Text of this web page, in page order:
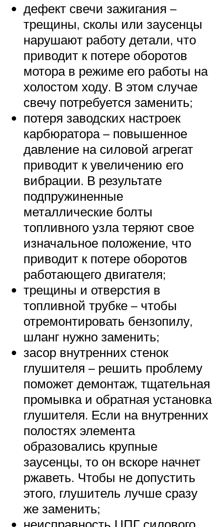
дефект свечи зажигания –
трещины, сколы или заусенцы
нарушают работу детали, что
приводит к потере оборотов
мотора в режиме его работы на
холостом ходу. В этом случае
свечу потребуется заменить;
потеря заводских настроек
карбюратора – повышенное
давление на силовой агрегат
приводит к увеличению его
вибрации. В результате
подпружиненные
металлические болты
топливного узла теряют свое
изначальное положение, что
приводит к потере оборотов
работающего двигателя;
трещины и отверстия в
топливной трубке – чтобы
отремонтировать бензопилу,
шланг нужно заменить;
засор внутренних стенок
глушителя – решить проблему
поможет демонтаж, тщательная
промывка и обратная установка
глушителя. Если на внутренних
полостях элемента
образовались крупные
заусенцы, то он вскоре начнет
ржаветь. Чтобы не допустить
этого, глушитель лучше сразу
же заменить;